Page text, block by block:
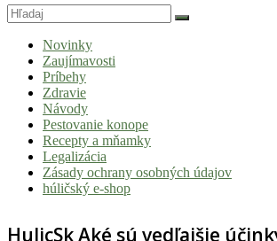
Novinky
Zaujímavosti
Príbehy
Zdravie
Návody
Pestovanie konope
Recepty a mňamky
Legalizácia
Zásady ochrany osobných údajov
húličský e-shop
HulicSk Aké sú vedľajšie